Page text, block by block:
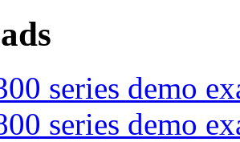
series demo
series demo